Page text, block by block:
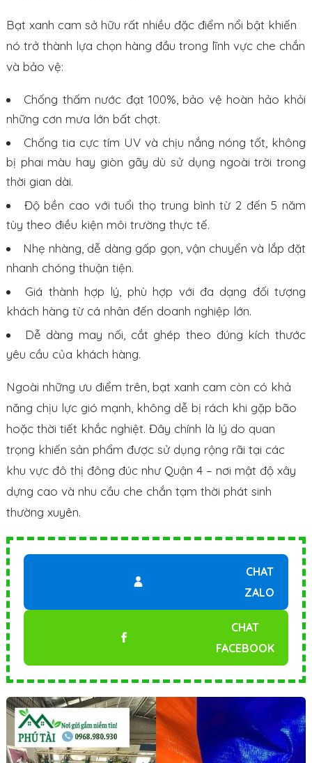
Bạt xanh cam sở hữu rất nhiều đặc điểm nổi bật khiến
nó trở thành lựa chọn hàng đầu trong lĩnh vực che chắn
và bảo vệ:
Chống thấm nước đạt 100%, bảo vệ hoàn hảo khỏi
những cơn mưa lớn bất chợt.
Chống tia cực tím UV và chịu nắng nóng tốt, không
bị phai màu hay giòn gãy dù sử dụng ngoài trời trong
thời gian dài.
Độ bền cao với tuổi thọ trung bình từ 2 đến 5 năm
tùy theo điều kiện môi trường thực tế.
Nhẹ nhàng, dễ dàng gấp gọn, vận chuyển và lắp đặt
nhanh chóng thuận tiện.
Giá thành hợp lý, phù hợp với đa dạng đối tượng
khách hàng từ cá nhân đến doanh nghiệp lớn.
Dễ dàng may nối, cắt ghép theo đúng kích thước
yêu cầu của khách hàng.
Ngoài những ưu điểm trên, bạt xanh cam còn có khả
năng chịu lực gió mạnh, không dễ bị rách khi gặp bão
hoặc thời tiết khắc nghiệt. Đây chính là lý do quan
trọng khiến sản phẩm được sử dụng rộng rãi tại các
khu vực đô thị đông đúc như Quận 4 – nơi mật độ xây
dựng cao và nhu cầu che chắn tạm thời phát sinh
thường xuyên.
CHAT
ZALO
CHAT
FACEBOOK